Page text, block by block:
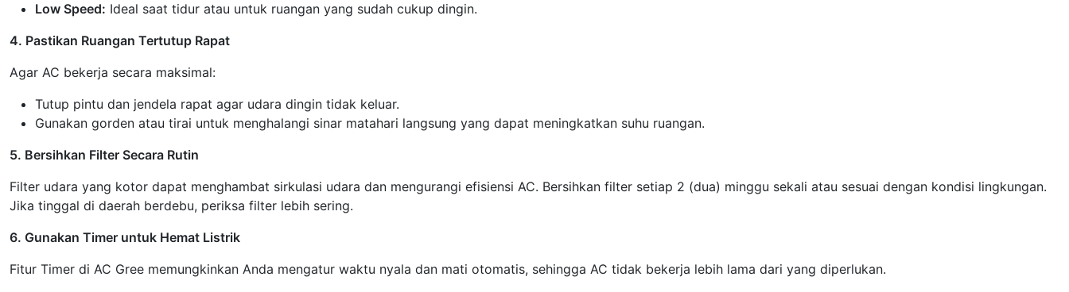
Low Speed: Ideal saat tidur atau untuk ruangan yang sudah cukup dingin.
4. Pastikan Ruangan Tertutup Rapat
Agar AC bekerja secara maksimal:
Tutup pintu dan jendela rapat agar udara dingin tidak keluar.
Gunakan gorden atau tirai untuk menghalangi sinar matahari langsung yang dapat meningkatkan suhu ruangan.
5. Bersihkan Filter Secara Rutin
Filter udara yang kotor dapat menghambat sirkulasi udara dan mengurangi efisiensi AC. Bersihkan filter setiap 2 (dua) minggu sekali atau sesuai dengan kondisi lingkungan.
Jika tinggal di daerah berdebu, periksa filter lebih sering.
6. Gunakan Timer untuk Hemat Listrik
Fitur Timer di AC Gree memungkinkan Anda mengatur waktu nyala dan mati otomatis, sehingga AC tidak bekerja lebih lama dari yang diperlukan.